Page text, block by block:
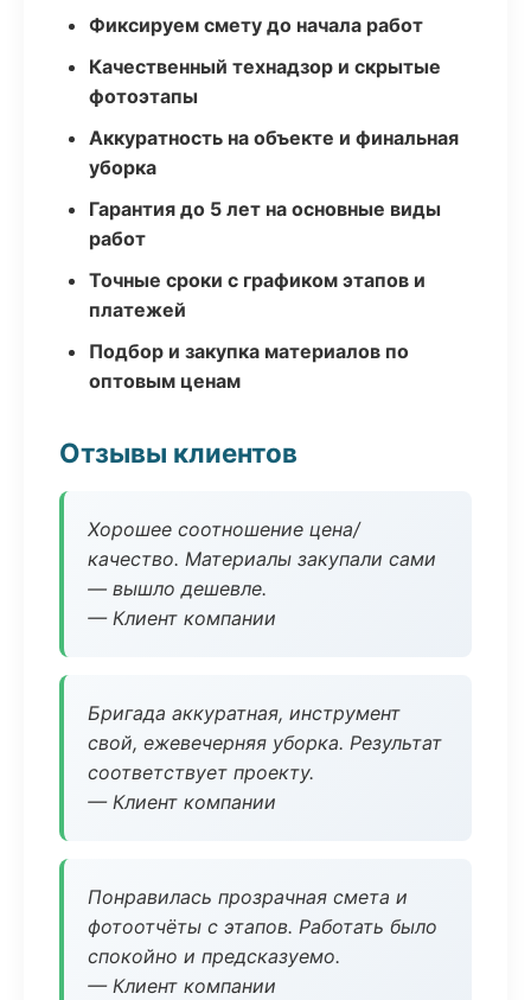
Фиксируем смету до начала работ
Качественный технадзор и скрытые
фотоэтапы
Аккуратность на объекте и финальная
уборка
Гарантия до 5 лет на основные виды
работ
Точные сроки с графиком этапов и
платежей
Подбор и закупка материалов по
оптовым ценам
Отзывы клиентов
Хорошее соотношение цена/
качество. Материалы закупали сами
— вышло дешевле.
— Клиент компании
Бригада аккуратная, инструмент
свой, ежевечерняя уборка. Результат
соответствует проекту.
— Клиент компании
Понравилась прозрачная смета и
фотоотчёты с этапов. Работать было
спокойно и предсказуемо.
— Клиент компании